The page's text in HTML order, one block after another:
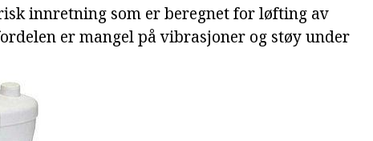
innretning som er beregnet for løfting av
er mangel på vibrasjoner og støy under